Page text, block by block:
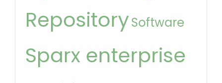
RepositorySoftware
Sparx enterprise